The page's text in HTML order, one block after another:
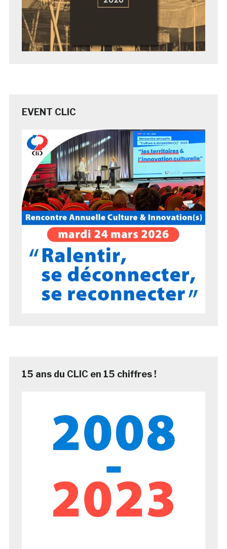
EVENT CLIC
15 ans du CLIC en 15 chiffres !